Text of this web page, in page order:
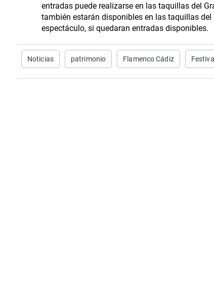
entradas puede realizarse en las taquillas del
también estarán disponibles en las taquillas
espectáculo, si quedaran entradas disponibles.
Noticias patrimonio Flamenco Cádiz